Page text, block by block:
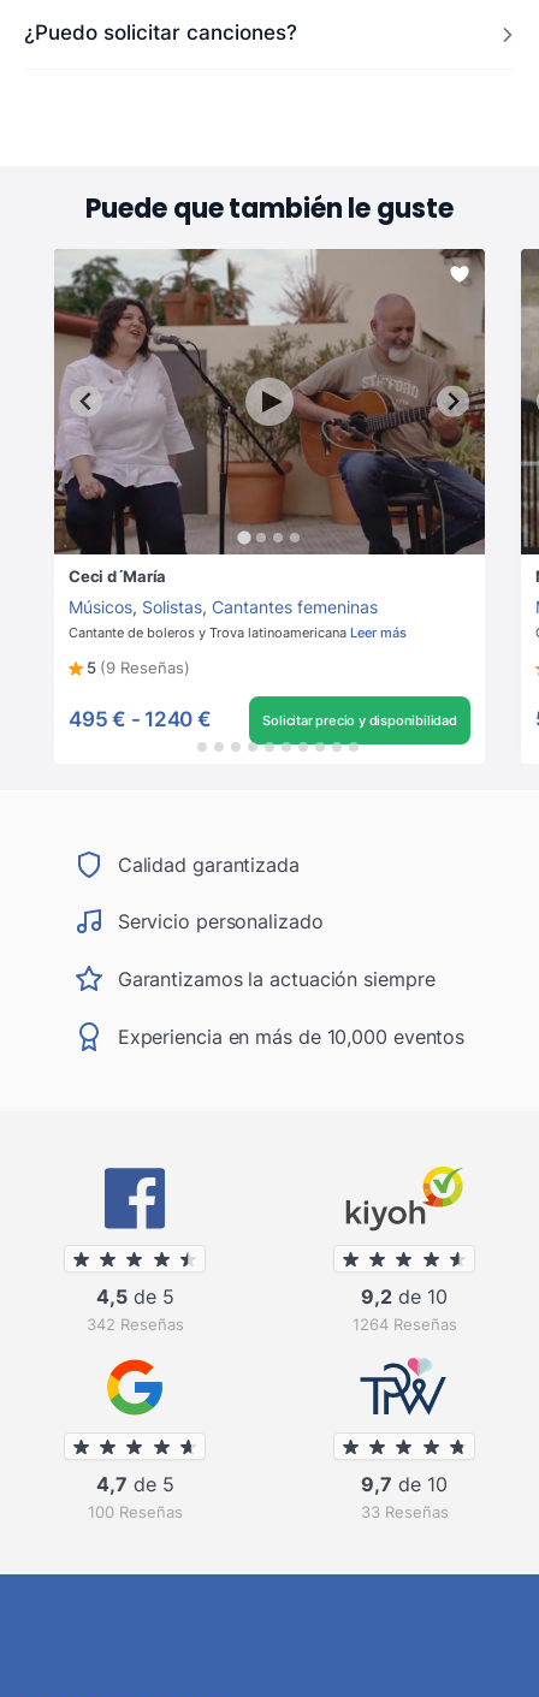
¿Puedo solicitar canciones?
Puede que también le guste
Ceci d´María
Músicos, Solistas, Cantantes femeninas
Cantante de boleros y Trova latinoamericana Leer más
5 (9 Reseñas)
495 € - 1240 € Solicitar precio y disponibilidad
Calidad garantizada
Servicio personalizado
Garantizamos la actuación siempre
Experiencia en más de 10,000 eventos
4,5de 5
342 Reseñas
9,2 de 10
1264 Reseñas
4,7 de 5
100 Reseñas
9,7 de 10
33 Reseñas